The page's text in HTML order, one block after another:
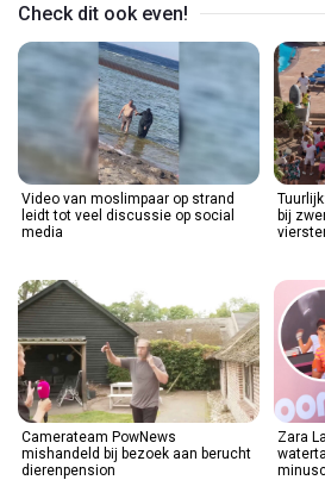
Check dit ook even!
Video van moslimpaar op strand
leidt tot veel discussie op social
media
bij
Camerateam PowNews
mishandeld bij bezoek aan berucht
dierenpension
Zara